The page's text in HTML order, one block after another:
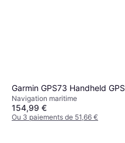
Garmin GPS73 Handheld GPS
Navigation maritime
154,99 €
Ou 3 paiements de 51,66 €